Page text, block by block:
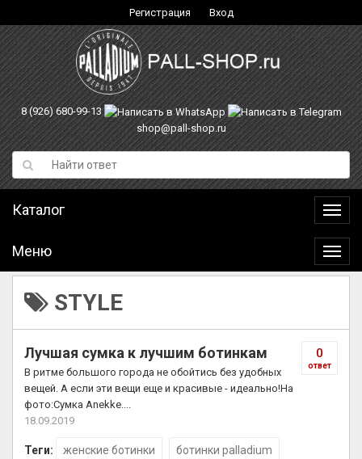
Регистрация Вход
8 (926) 680-99-13
shop@pall-shop.ru
Каталог
Меню
Меню
STYLE
Лучшая сумка к лучшим ботинкам 0
ответ
В ритме большого города не обойтись без удобных
вещей. А если эти вещи еще и красивые - идеально!На
фото:Сумка Anekke....
18.09.2019
Теги: женские ботинки ботинки palladium